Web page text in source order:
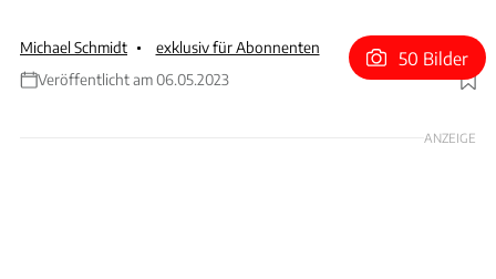
Michael Schmidt
exklusiv für Abonnenten
Veröffentlicht am 06.05.2023
Foto: Wilhelm
50 Bilder
ANZEIGE